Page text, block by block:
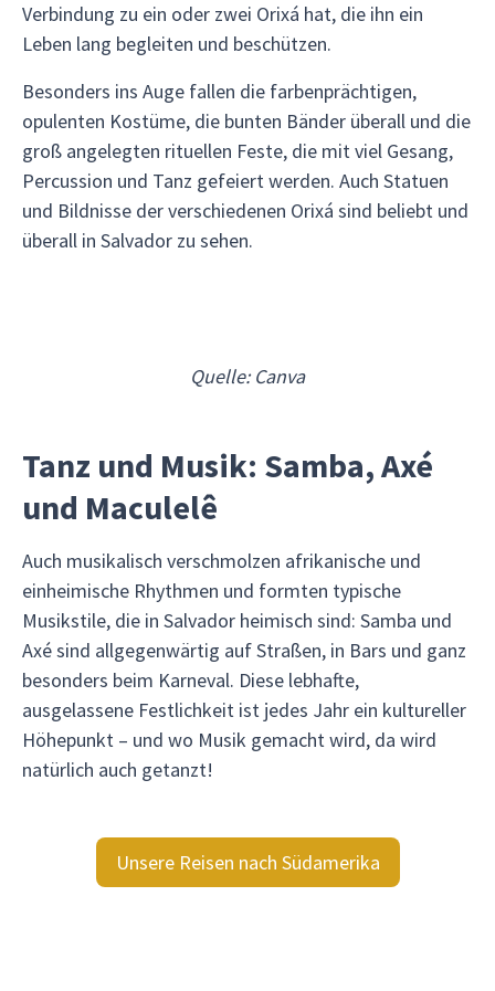
Verbindung zu ein oder zwei Orixá hat, die ihn ein
Leben lang begleiten und beschützen.
Besonders ins Auge fallen die farbenprächtigen,
opulenten Kostüme, die bunten Bänder überall und die
groß angelegten rituellen Feste, die mit viel Gesang,
Percussion und Tanz gefeiert werden. Auch Statuen
und Bildnisse der verschiedenen Orixá sind beliebt und
überall in Salvador zu sehen.
Quelle: Canva
Tanz und Musik: Samba, Axé
und Maculelê
Auch musikalisch verschmolzen afrikanische und
einheimische Rhythmen und formten typische
Musikstile, die in Salvador heimisch sind: Samba und
Axé sind allgegenwärtig auf Straßen, in Bars und ganz
besonders beim Karneval. Diese lebhafte,
ausgelassene Festlichkeit ist jedes Jahr ein kultureller
Höhepunkt – und wo Musik gemacht wird, da wird
natürlich auch getanzt!
Unsere Reisen nach Südamerika